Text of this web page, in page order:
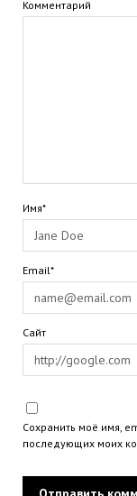
Комментарий
Имя*
Email*
Сайт
Сохранить моё имя,
последующих моих